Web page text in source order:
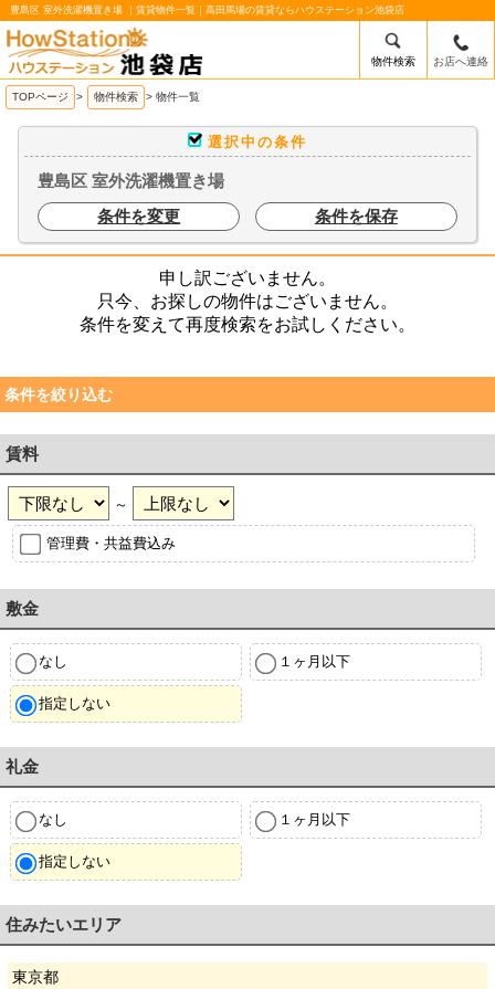
豊島区 室外洗濯機置き場 ｜賃貸物件一覧｜高田馬場の賃貸ならハウステーション池袋店
/mobile_img/head-logo.png
物件検索 お店へ連絡
TOPページ > 物件検索 > 物件一覧
選択中の条件
豊島区 室外洗濯機置き場
条件を変更
条件を保存
申し訳ございません。
只今、お探しの物件はございません。
条件を変えて再度検索をお試しください。
条件を絞り込む
賃料
～
管理費・共益費込み
敷金
なし １ヶ月以下
指定しない
礼金
なし １ヶ月以下
指定しない
住みたいエリア
東京都